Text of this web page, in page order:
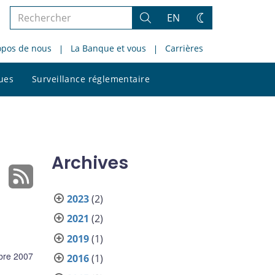
Rechercher
le
site
Rechercher
EN
Changez
thème
de nous La Banque et vous Carrières
Surveillance réglementaire
le
2007
Archives
2023(2)
2021 (2)
2019(1)
2016(1)